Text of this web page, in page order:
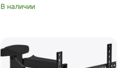
В наличии